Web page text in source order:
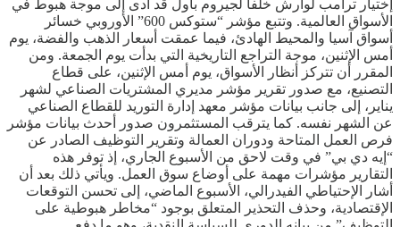
إختيار ترامب لوارش خلفا لجيروم باول قد أدى إلى موجة هبوط في
الأسواق العالمية. وتتبع مؤشر “ستوكس 600” الأوروبي خسائر
أسواق آسيا والمحيط الهادئ، فيما عمقت أسعار الذهب والفضة، يوم
أمس الإثنين، موجة التراجع التاريخية التي بدأت يوم الجمعة. ومن
المقرر أن تتركز أنظار الأسواق، يوم أمس الإثنين، على قطاع
التصنيع، مع صدور تقرير مؤشر مديري المشتريات الصناعي لشهر
يناير، إلى جانب بيانات مؤشر معهد إدارة التوريد للقطاع الصناعي
عن الشهر نفسه. كما يترقب المستثمرون صدور أحدث بيانات مؤشر
فرص العمل المتاحة ودوران العمالة وتقرير التوظيف الصادر عن
“إيه دي بي” في وقت لاحق من الأسبوع الجاري، إذ توفر هذه
التقارير مؤشرات مهمة على أوضاع سوق العمل. ويأتي ذلك بعد أن
أشار الإحتياطي الفيدرالي، الأسبوع الماضي، إلى تحسن التوقعات
الإقتصادية، وحذف التحذير المتعلق بوجود “مخاطر هبوطية على